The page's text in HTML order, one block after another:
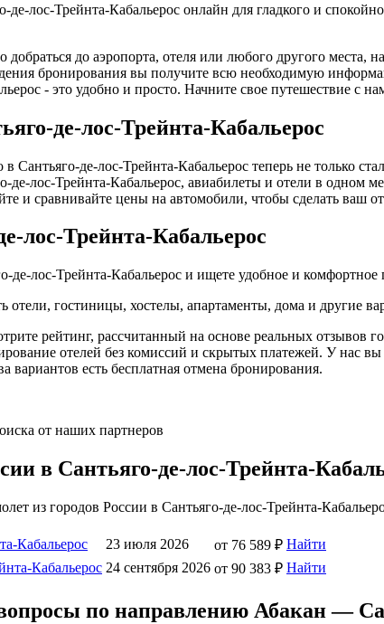
де-лос-Трейнта-Кабальерос онлайн для гладкого и
до аэропорта, отеля или любого другого места,
бронирования вы получите всю необходимую
- это удобно и просто. Начните свое путешествие с
де-лос-Трейнта-Кабальерос
Сантьяго-де-лос-Трейнта-Кабальерос теперь не только
де-лос-Трейнта-Кабальерос, авиабилеты и отели в
и сравнивайте цены на автомобили, чтобы сделать ваш
лос-Трейнта-Кабальерос
де-лос-Трейнта-Кабальерос и ищете удобное и
отели, гостиницы, хостелы, апартаменты, дома и другие
рейтинг, рассчитанный на основе реальных отзывов
отелей без комиссий и скрытых платежей. У нас
есть бесплатная отмена бронирования.
от наших партнеров
в Сантьяго-де-лос-Трейнта-
из городов России в Сантьяго-де-лос-Трейнта-
Кабальерос 23 июля 2026 от 76 589 ₽ Найти
Кабальерос 24 сентября 2026 от 90 383 ₽ Найти
по направлению Абакан —